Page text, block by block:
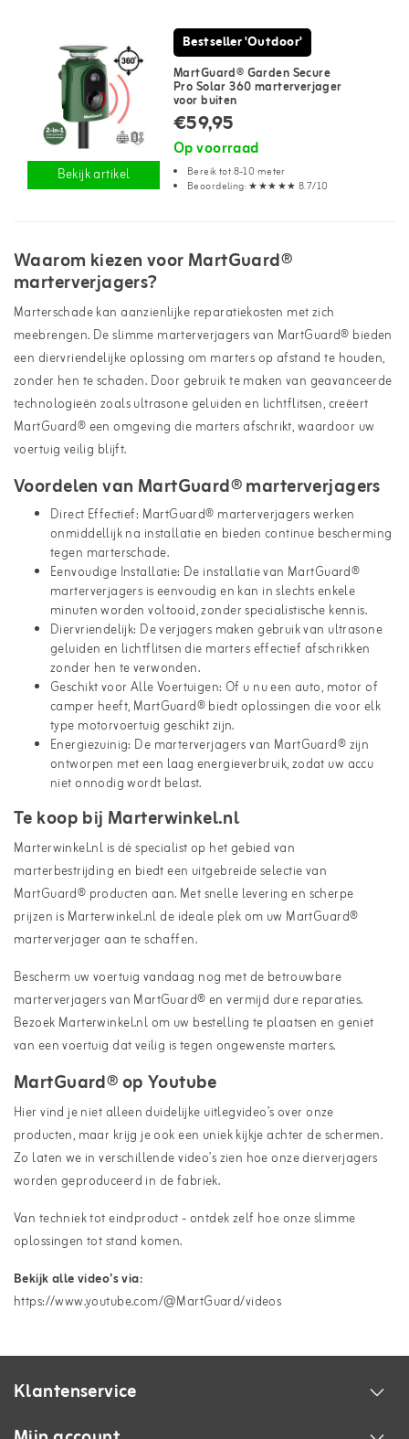
Bekijk artikel
Bestseller 'Outdoor'
MartGuard® Garden Secure
Pro Solar 360 marterverjager
voor buiten
€59,95
Op voorraad
Bereik tot 8-10 meter
Beoordeling: ★★★★★ 8.7/10
Waarom kiezen voor MartGuard®
marterverjagers?
Marterschade kan aanzienlijke reparatiekosten met zich
meebrengen. De slimme marterverjagers van MartGuard® bieden
een diervriendelijke oplossing om marters op afstand te houden,
zonder hen te schaden. Door gebruik te maken van geavanceerde
technologieën zoals ultrasone geluiden en lichtflitsen, creëert
MartGuard® een omgeving die marters afschrikt, waardoor uw
voertuig veilig blijft.
Voordelen van MartGuard® marterverjagers
Direct Effectief: MartGuard® marterverjagers werken
onmiddellijk na installatie en bieden continue bescherming
tegen marterschade.
Eenvoudige Installatie: De installatie van MartGuard®
marterverjagers is eenvoudig en kan in slechts enkele
minuten worden voltooid, zonder specialistische kennis.
Diervriendelijk: De verjagers maken gebruik van ultrasone
geluiden en lichtflitsen die marters effectief afschrikken
zonder hen te verwonden.
Geschikt voor Alle Voertuigen: Of u nu een auto, motor of
camper heeft, MartGuard® biedt oplossingen die voor elk
type motorvoertuig geschikt zijn.
Energiezuinig: De marterverjagers van MartGuard® zijn
ontworpen met een laag energieverbruik, zodat uw accu
niet onnodig wordt belast.
Te koop bij Marterwinkel.nl
Marterwinkel.nl is dé specialist op het gebied van
marterbestrijding en biedt een uitgebreide selectie van
MartGuard® producten aan. Met snelle levering en scherpe
prijzen is Marterwinkel.nl de ideale plek om uw MartGuard®
marterverjager aan te schaffen.
Bescherm uw voertuig vandaag nog met de betrouwbare
marterverjagers van MartGuard® en vermijd dure reparaties.
Bezoek Marterwinkel.nl om uw bestelling te plaatsen en geniet
van een voertuig dat veilig is tegen ongewenste marters.
MartGuard® op Youtube
Hier vind je niet alleen duidelijke uitlegvideo’s over onze
producten, maar krijg je ook een uniek kijkje achter de schermen.
Zo laten we in verschillende video’s zien hoe onze dierverjagers
worden geproduceerd in de fabriek.
Van techniek tot eindproduct - ontdek zelf hoe onze slimme
oplossingen tot stand komen.
Bekijk alle video’s via:
https://www.youtube.com/@MartGuard/videos
Klantenservice